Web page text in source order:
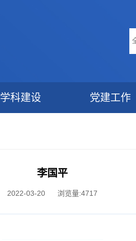
学科建设 党建工作
李国平
2022-03-20 浏览量:4717